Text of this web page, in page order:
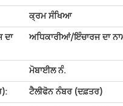
ਕ੍ਰਮ ਸੰਖਿਆ
ਅਧਿਕਾਰੀਆਂ/ਇੰਚਾਰਜ ਦਾ
ਮੋਬਾਈਲ ਨੰ.
ਟੈਲੀਫੋਨ ਨੰਬਰ (ਦਫ਼ਤਰ)